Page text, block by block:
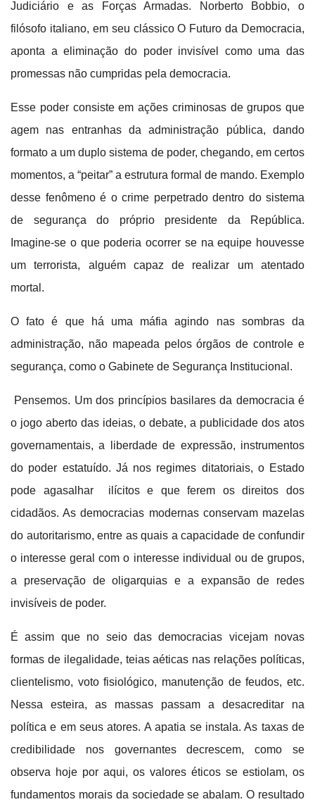
Judiciário e as Forças Armadas. Norberto Bobbio, o
filósofo italiano, em seu clássico O Futuro da Democracia,
aponta a eliminação do poder invisível como uma das
promessas não cumpridas pela democracia.
Esse poder consiste em ações criminosas de grupos que
agem nas entranhas da administração pública, dando
formato a um duplo sistema de poder, chegando, em certos
momentos, a “peitar” a estrutura formal de mando. Exemplo
desse fenômeno é o crime perpetrado dentro do sistema
de segurança do próprio presidente da República.
Imagine-se o que poderia ocorrer se na equipe houvesse
um terrorista, alguém capaz de realizar um atentado
mortal.
O fato é que há uma máfia agindo nas sombras da
administração, não mapeada pelos órgãos de controle e
segurança, como o Gabinete de Segurança Institucional.
Pensemos. Um dos princípios basilares da democracia é
o jogo aberto das ideias, o debate, a publicidade dos atos
governamentais, a liberdade de expressão, instrumentos
do poder estatuído. Já nos regimes ditatoriais, o Estado
pode agasalhar ilícitos e que ferem os direitos dos
cidadãos. As democracias modernas conservam mazelas
do autoritarismo, entre as quais a capacidade de confundir
o interesse geral com o interesse individual ou de grupos,
a preservação de oligarquias e a expansão de redes
invisíveis de poder.
É assim que no seio das democracias vicejam novas
formas de ilegalidade, teias aéticas nas relações políticas,
clientelismo, voto fisiológico, manutenção de feudos, etc.
Nessa esteira, as massas passam a desacreditar na
política e em seus atores. A apatia se instala. As taxas de
credibilidade nos governantes decrescem, como se
observa hoje por aqui, os valores éticos se estiolam, os
fundamentos morais da sociedade se abalam. O resultado